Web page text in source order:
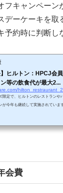
フキャンペーン
デーケーキを取
予約時に判断し
】ヒルトン：HPCJ会
等の飲食代が最大2...
限定で、ヒルトンのレストランや
が今年も継続して実施されていま
。 キャンペーン特典①会員ステー
会費